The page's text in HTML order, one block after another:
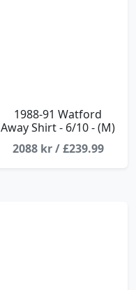
1988-91 Watford
Away Shirt - 6/10 - (M)
2088 kr / £239.99